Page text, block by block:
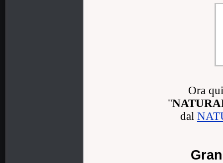
Ora
"
dal